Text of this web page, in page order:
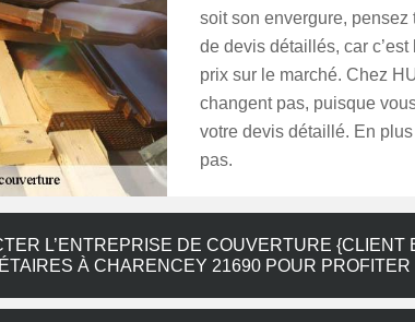
soit son envergure,
de devis détaillés, car
prix sur le marché. Chez
changent pas, puisque
votre devis détaillé. En
pas.
L’ENTREPRISE DE COUVERTURE {CLIENT
À CHARENCEY 21690 POUR